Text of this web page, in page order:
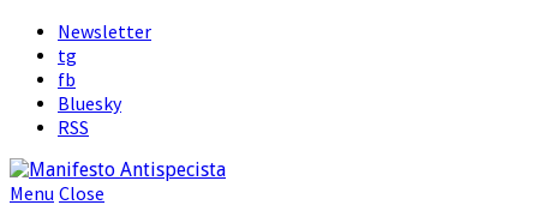
Newsletter
tg
fb
Bluesky
RSS
Menu Close